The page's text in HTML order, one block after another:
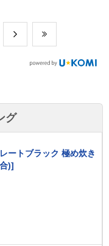
グ
ートブラック 極め炊き
)]